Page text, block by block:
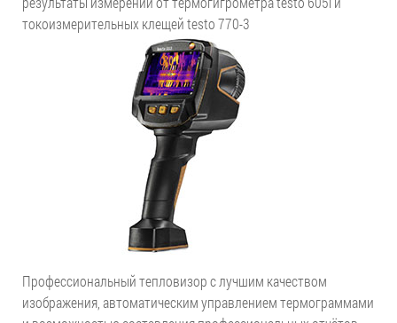
токоизмерительных клещей testo 770-3
Профессиональный тепловизор с лучшим качеством
изображения, автоматическим управлением термограммами